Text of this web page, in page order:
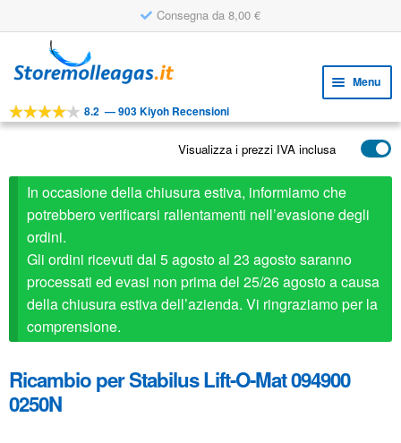
Consegna da 8,00 €
alla
al
Menu
STRUMENTI
il
menu
child
child
APPLICAZIONI
SERVIZIO CLIENTI
child
FAQ
8.2 —903 Kiyoh Recensioni
Visualizza i prezzi IVA inclusa
In occasione della chiusura estiva, informiamo che
potrebbero verificarsi rallentamenti nell’evasione degli
ordini.
Gli ordini ricevuti dal 5 agosto al 23 agosto saranno
processati ed evasi non prima del 25/26 agosto a causa
della chiusura estiva dell’azienda. Vi ringraziamo per la
comprensione.
Ricambio per Stabilus Lift-O-Mat 094900
0250N